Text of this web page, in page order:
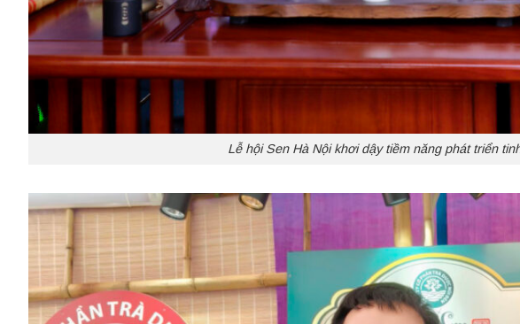
Lễ hội Sen Hà Nội khơi dậy tiềm năng phát triển